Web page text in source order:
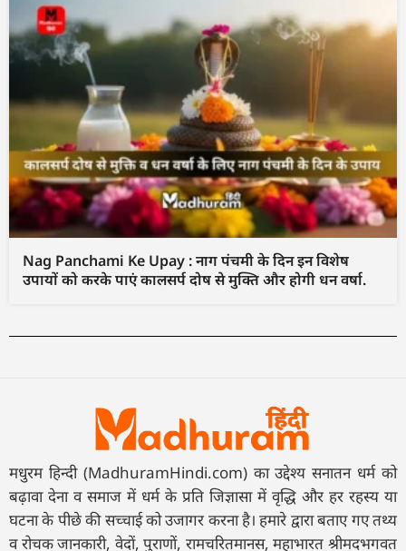
Nag Panchami Ke Upay : नाग पंचमी के दिन इन विशेष
उपायों को करके पाएं कालसर्प दोष से मुक्ति और होगी धन वर्षा.
मधुरम हिन्दी (MadhuramHindi.com) का उद्देश्य सनातन धर्म को
बढ़ावा देना व समाज में धर्म के प्रति जिज्ञासा में वृद्धि और हर रहस्य या
घटना के पीछे की सच्चाई को उजागर करना है। हमारे द्वारा बताए गए तथ्य
व रोचक जानकारी, वेदों, पुराणों, रामचरितमानस, महाभारत श्रीमदभगवत